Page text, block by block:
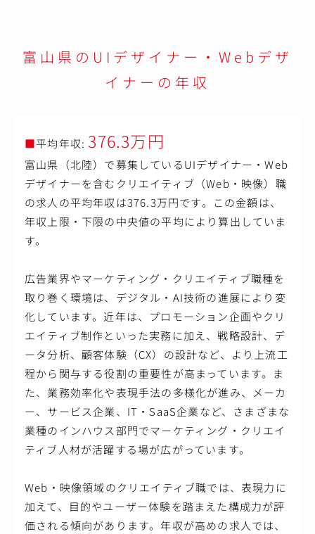
富山県のUIデザイナー・Webデザ
イナーの年収
■平均年収: 376.3万円
富山県（北陸）で募集しているUIデザイナー・Web
デザイナーを含むクリエイティブ（Web・映像）職
の求人の平均年収は376.3万円です。この金額は、
年収上限・下限の中央値の平均により算出していま
す。
広告業界やマーケティング・クリエイティブ職種を
取り巻く環境は、デジタル・AI技術の進展により変
化しています。近年は、プロモーション企画やクリ
エイティブ制作といった実務に加え、戦略設計、デ
ータ分析、顧客体験（CX）の設計など、より上流工
程から関与する役割の重要性が高まっています。ま
た、業務効率化や表現手法の多様化が進み、メーカ
ー、サービス企業、IT・SaaS企業など、さまざまな
業種のインハウス部門でマーケティング・クリエイ
ティブ人材が活躍する場が広がっています。
Web・映像領域のクリエイティブ職では、表現力に
加えて、目的やユーザー体験を踏まえた構成力が評
価される傾向があります。年収が高めの求人では、